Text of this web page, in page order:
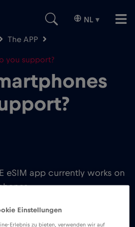
NL ▾
The APP
you support?
eSIM app currently works on
Einstellungen
Erlebnis zu bieten, verwenden wir auf